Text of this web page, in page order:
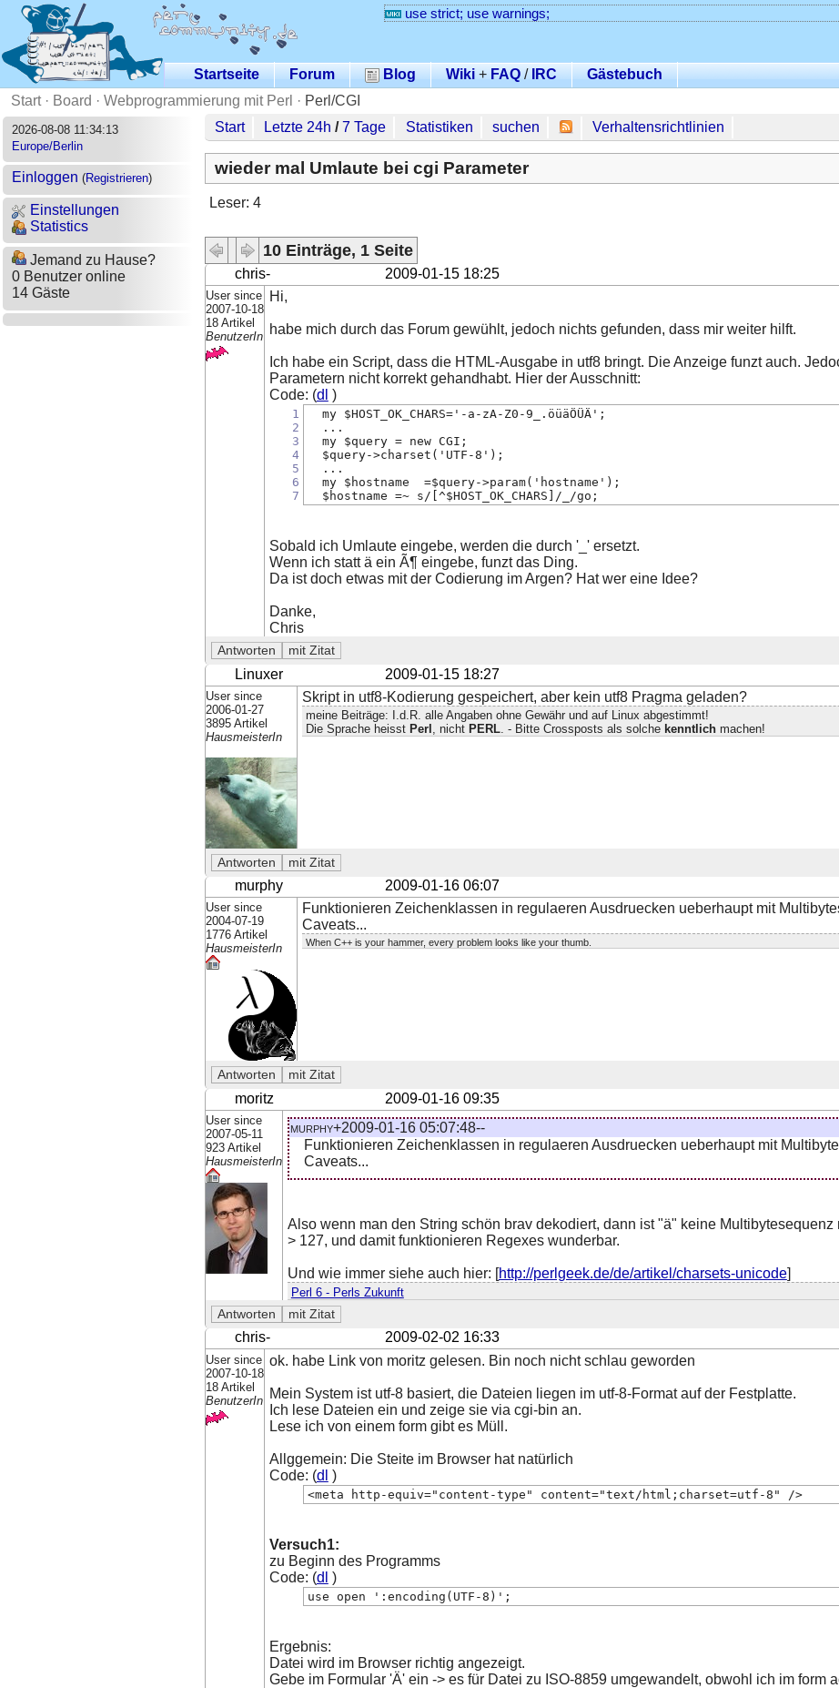
use strict; use warnings;
Startseite Forum Blog Wiki+ FAQ /IRC
Gästebuch
Start· Board · Webprogrammierung mit Perl · Perl/CGI
2026-08-08 11:34:13
Europe/Berlin
Einloggen (Registrieren)
Einstellungen
Statistics
Jemand zu Hause?
0 Benutzer online
14 Gäste
Start Letzte 24h /7 Tage Statistiken suchen Verhaltensrichtlinien
wieder mal Umlaute bei cgi Parameter
Leser: 4
10 Einträge, 1 Seite
chris- 2009-01-15 18:25
User since
2007-10-18
18 Artikel
BenutzerIn
Hi,
habe mich durch das Forum gewühlt, jedoch nichts gefunden, dass mir weiter hilft.
Ich habe ein Script, dass die HTML-Ausgabe in utf8 bringt. Die Anzeige funzt auch.
Parametern nicht korrekt gehandhabt. Hier der Ausschnitt:
Code: (dl )
1
2
3
4
5
6
7
  my $HOST_OK_CHARS='-a-zA-Z0-9_.öüäÖÜÄ';
  ...
  my $query = new CGI;
  $query->charset('UTF-8');
  ...
  my $hostname  =$query->param('hostname');
  $hostname =~ s/[^$HOST_OK_CHARS]/_/go;
Sobald ich Umlaute eingebe, werden die durch '_' ersetzt.
Wenn ich statt ä ein Ã¶ eingebe, funzt das Ding.
Da ist doch etwas mit der Codierung im Argen? Hat wer eine Idee?
Danke,
Chris
Linuxer 2009-01-15 18:27
User since
2006-01-27
3895 Artikel
HausmeisterIn
Skript in utf8-Kodierung gespeichert, aber kein utf8 Pragma geladen?
meine Beiträge: I.d.R. alle Angaben ohne Gewähr und auf Linux abgestimmt!
Die Sprache heisst Perl , nicht PERL. - Bitte Crossposts als solche kenntlichmachen!
murphy 2009-01-16 06:07
User since
2004-07-19
1776 Artikel
HausmeisterIn
Funktionieren Zeichenklassen in regulaeren Ausdruecken ueberhaupt mit
Caveats...
When C++ is your hammer, every problem looks like your thumb.
moritz 2009-01-16 09:35
User since
2007-05-11
923 Artikel
HausmeisterIn
murphy+2009-01-16 05:07:48--
Funktionieren Zeichenklassen in regulaeren Ausdruecken ueberhaupt mit
Caveats...
Also wenn man den String schön brav dekodiert, dann ist "ä" keine
> 127, und damit funktionieren Regexes wunderbar.
Und wie immer siehe auch hier: [http://perlgeek.de/de/artikel/charsets-unicode]
Perl 6 - Perls Zukunft
chris- 2009-02-02 16:33
User since
2007-10-18
18 Artikel
BenutzerIn
ok. habe Link von moritz gelesen. Bin noch nicht schlau geworden
Mein System ist utf-8 basiert, die Dateien liegen im utf-8-Format auf der Festplatte.
Ich lese Dateien ein und zeige sie via cgi-bin an.
Lese ich von einem form gibt es Müll.
Allggemein: Die Steite im Browser hat natürlich
Code: (dl )
<meta http-equiv="content-type" content="text/html;charset=utf-8" />
Versuch1:
zu Beginn des Programms
Code: (dl )
use open ':encoding(UTF-8)';
Ergebnis:
Datei wird im Browser richtig angezeigt.
Gebe im Formular 'Ä' ein -> es für Datei zu ISO-8859 umgewandelt, obwohl ich im form